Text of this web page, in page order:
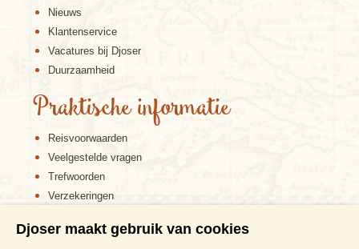
Nieuws
Klantenservice
Vacatures bij Djoser
Duurzaamheid
Praktische informatie
Reisvoorwaarden
Veelgestelde vragen
Trefwoorden
Verzekeringen
Disclaimer
Djoser maakt gebruik van cookies